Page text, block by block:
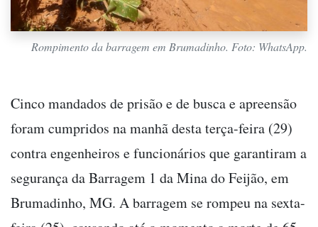
Rompimento da barragem em Brumadinho. Foto: WhatsApp.
Cinco mandados de prisão e de busca e apreensão
foram cumpridos na manhã desta terça-feira (29)
contra engenheiros e funcionários que garantiram a
segurança da Barragem 1 da Mina do Feijão, em
Brumadinho, MG. A barragem se rompeu na sexta-